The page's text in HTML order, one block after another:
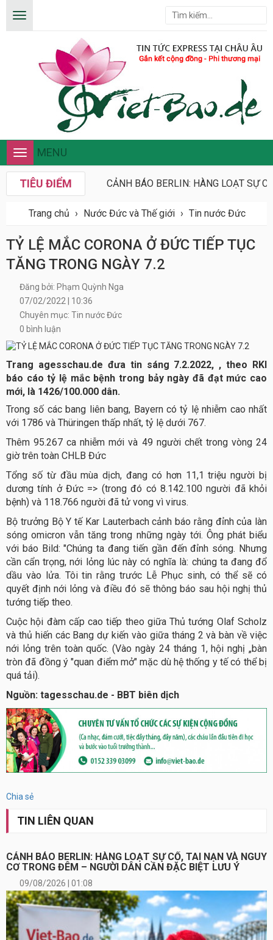
Toggle
navigation
MENU
TIÊU ĐIỂM CẢNH BÁO BERLIN: HÀNG LOẠT SỰ
Trang chủ › Nước Đức và Thế giới › Tin nước Đức
TỶ LỆ MẮC CORONA Ở ĐỨC TIẾP TỤC
TĂNG TRONG NGÀY 7.2
Đăng bởi: Phạm Quỳnh Nga
07/02/2022 | 10:36
Chuyên mục: Tin nước Đức
0 bình luận
Trang agesschau.de đưa tin sáng 7.2.2022, , theo RKI
báo cáo tỷ lệ mắc bệnh trong bảy ngày đã đạt mức cao
mới, là 1426/100.000 dân.
Trong số các bang liên bang, Bayern có tỷ lệ nhiễm cao nhất
với 1786 và Thüringen thấp nhất, tỷ lệ dưới 767.
Thêm 95.267 ca nhiễm mới và 49 người chết trong vòng 24
giờ trên toàn CHLB Đức
Tổng số từ đầu mùa dịch, đang có hơn 11,1 triệu người bị
dương tính ở Đức => (trong đó có 8.142.100 người đã khỏi
bệnh) và 118.766 người đã tử vong vì virus.
Bộ trưởng Bộ Y tế Kar Lauterbach cảnh báo rằng đỉnh của làn
sóng omicron vẫn tăng trong những ngày tới. Ông phát biểu
với báo Bild: "Chúng ta đang tiến gần đến đỉnh sóng. Nhưng
cần cẩn trọng, nới lỏng lúc này có nghĩa là: chúng ta đang đổ
dầu vào lửa. Tôi tin rằng trước Lễ Phục sinh, có thể sẽ có
quyết định nới lỏng và điều đó sẽ thông báo sau hội nghị thủ
tướng tiếp theo.
Cuộc hội đàm cấp cao tiếp theo giữa Thủ tướng Olaf Scholz
và thủ hiến các Bang dự kiến vào giữa tháng 2 và bàn về việc
nới lỏng trên toàn quốc. (Vào ngày 24 tháng 1, hội nghị „bàn
tròn đã đồng ý "quan điểm mở" mặc dù hệ thống y tế có thể bị
quá tải).
Nguồn: tagesschau.de - BBT biên dịch
Chia sẻ
TIN LIÊN QUAN
CẢNH BÁO BERLIN: HÀNG LOẠT SỰ CỐ, TAI NẠN VÀ NGUY
CƠ TRONG ĐÊM – NGƯỜI DÂN CẦN ĐẶC BIỆT LƯU Ý
09/08/2026 | 01:08